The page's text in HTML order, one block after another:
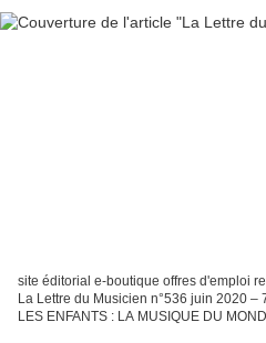
site éditorial e-boutique offres d'emploi
La Lettre du Musicien n°536 juin 2020
LES ENFANTS : LA MUSIQUE DU